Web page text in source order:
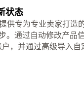
状态
供专为专业卖家打造
。通过自动修改产品
，并通过高级导入自